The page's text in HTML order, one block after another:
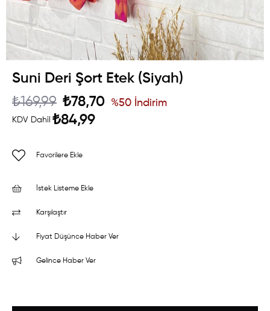
Suni Deri Şort Etek (Siyah)
₺169,99 ₺78,70
KDV Dahil ₺84,99
%50 İndirim
Favorilere Ekle
İstek Listeme Ekle
Karşılaştır
Fiyat Düşünce Haber Ver
Gelince Haber Ver